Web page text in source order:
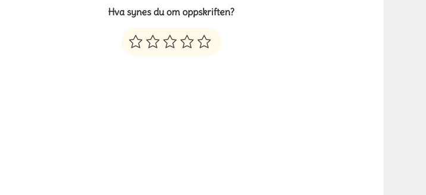
Hva synes du om oppskriften?